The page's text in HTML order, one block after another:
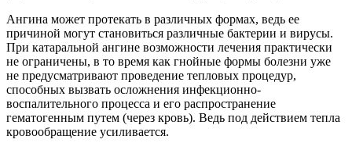
Ангина может протекать в различных формах, ведь ее
причиной могут становиться различные бактерии и вирусы.
При катаральной ангине возможности лечения практически
не ограничены, в то время как гнойные формы болезни уже
не предусматривают проведение тепловых процедур,
способных вызвать осложнения инфекционно-
воспалительного процесса и его распространение
гематогенным путем (через кровь). Ведь под действием тепла
кровообращение усиливается.